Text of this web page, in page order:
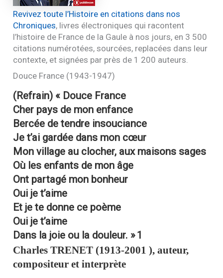
Revivez toute l’Histoire en citations dans nos
Chroniques, livres électroniques qui racontent
l’histoire de France de la Gaule à nos jours, en 3 500
citations numérotées, sourcées, replacées dans leur
contexte, et signées par près de 1 200 auteurs.
Douce France (1943-1947)
(Refrain) « Douce France
Cher pays de mon enfance
Bercée de tendre insouciance
Je t’ai gardée dans mon cœur
Mon village au clocher, aux maisons sages
Où les enfants de mon âge
Ont partagé mon bonheur
Oui je t’aime
Et je te donne ce poème
Oui je t’aime
Dans la joie ou la douleur. »1
CharlesTRENET (1913-2001 ), auteur,
compositeur et interprète